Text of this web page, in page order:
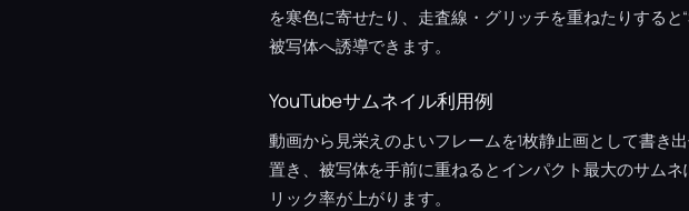
を寒色に寄せたり、走査線・グリッチを重ねたりする
被写体へ誘導できます。
YouTubeサムネイル利用例
動画から見栄えのよいフレームを1枚静止画として書き
置き、被写体を手前に重ねるとインパクト最大のサム
リック率が上がります。